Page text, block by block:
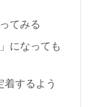
てみる
になっても
着するよう